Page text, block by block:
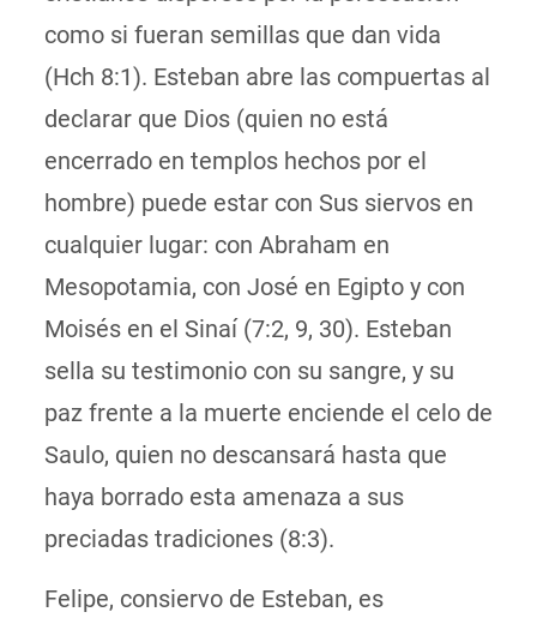
como si fueran semillas que dan vida
(Hch 8:1). Esteban abre las compuertasal
declarar que Dios (quien no está
encerrado en templos hechos por el
hombre) puede estar con Sus siervos en
cualquier lugar: con Abraham en
Mesopotamia, con José en Egipto y con
Moisés en el Sinaí (7:2, 9, 30). Esteban
sella su testimonio con su sangre, y su
paz frente a la muerte enciende el celo de
Saulo, quien no descansará hasta que
haya borrado esta amenaza a sus
preciadas tradiciones (8:3).
Felipe, consiervo de Esteban, es